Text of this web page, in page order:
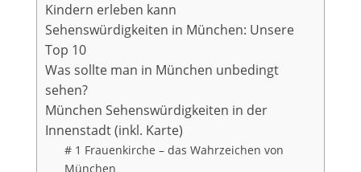
Kindern erleben kann
Sehenswürdigkeiten in München: Unsere
Top 10
Was sollte man in München unbedingt
sehen?
München Sehenswürdigkeiten in der
Innenstadt (inkl. Karte)
# 1 Frauenkirche – das Wahrzeichen von
München